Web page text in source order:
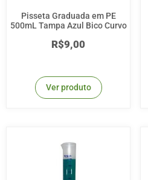
Pisseta Graduada em PE
500mL Tampa Azul Bico Curvo
R$9,00
Ver produto